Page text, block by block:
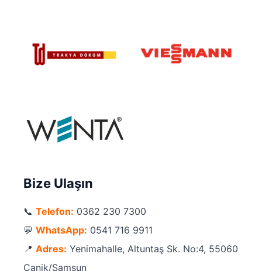
Bize Ulaşın
📞 Telefon: 0362 230 7300
💬 WhatsApp: 0541 716 9911
📍 Adres: Yenimahalle, Altuntaş Sk. No:4, 55060
Canik/Samsun